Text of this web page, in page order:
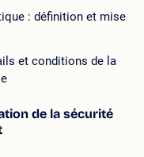
: définition et mise
et conditions de la
de la sécurité